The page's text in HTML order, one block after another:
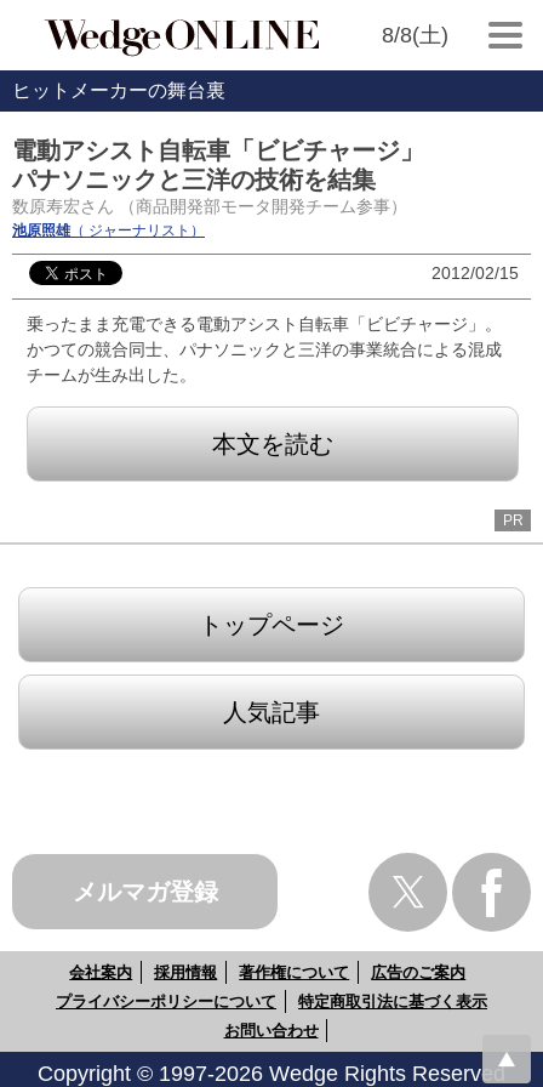
8/8(土)
ヒットメーカーの舞台裏
電動アシスト自転車「ビビチャージ」
パナソニックと三洋の技術を結集
数原寿宏さん （商品開発部モータ開発チーム参事）
池原照雄（ ジャーナリスト）
2012/02/15
乗ったまま充電できる電動アシスト自転車「ビビチャージ」。
かつての競合同士、パナソニックと三洋の事業統合による混成
チームが生み出した。
本文を読む
PR
トップページ
人気記事
メルマガ登録
会社案内 採用情報 著作権について
広告のご案内
プライバシーポリシーについて
特定商取引法に基づく表示
お問い合わせ
Copyright © 1997-2026 Wedge Rights Reserved